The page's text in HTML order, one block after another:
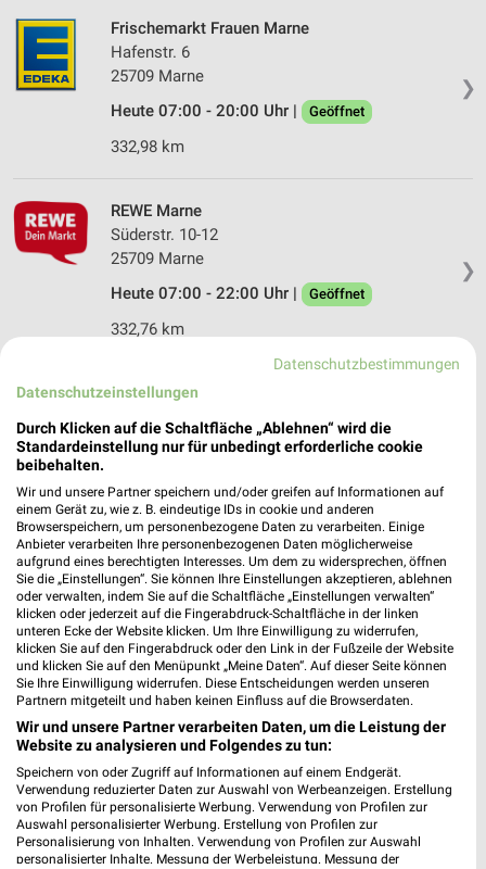
❯
Frischemarkt Frauen Marne
Hafenstr. 6
25709 Marne
Heute 07:00 - 20:00 Uhr |
Geöffnet
332,98 km
❯
REWE Marne
Süderstr. 10-12
25709 Marne
Heute 07:00 - 22:00 Uhr |
Geöffnet
332,76 km
E center Frauen Brunsbüttel
Kaufhausstr. 1
25541 Brunsbüttel
323,47 km
EDEKA Holling Cuxhaven-Sahlenburg
Spanger Straße 4
27476 Cuxhaven-Sahlenburg
Heute 07:00 - 20:00 Uhr |
Geöffnet
351,05 km • Angebote: 1 Prospekt
Frischemarkt Frauen Brunsbüttel
Koogstr. 75
25541 Brunsbüttel
Heute 07:00 - 19:00 Uhr | Geöffnet
Datenschutzbestimmungen
Datenschutzeinstellungen
Durch Klicken auf die Schaltfläche „Ablehnen“ wird die
Standardeinstellung nur für unbedingt erforderliche cookie
beibehalten.
Wir und unsere Partner speichern und/oder greifen auf Informationen auf
einem Gerät zu, wie z. B. eindeutige IDs in cookie und anderen
Browserspeichern, um personenbezogene Daten zu verarbeiten. Einige
Anbieter verarbeiten Ihre personenbezogenen Daten möglicherweise
aufgrund eines berechtigten Interesses. Um dem zu widersprechen, öffnen
Sie die „Einstellungen“. Sie können Ihre Einstellungen akzeptieren, ablehnen
oder verwalten, indem Sie auf die Schaltfläche „Einstellungen verwalten“
klicken oder jederzeit auf die Fingerabdruck-Schaltfläche in der linken
unteren Ecke der Website klicken. Um Ihre Einwilligung zu widerrufen,
klicken Sie auf den Fingerabdruck oder den Link in der Fußzeile der Website
und klicken Sie auf den Menüpunkt „Meine Daten“. Auf dieser Seite können
Sie Ihre Einwilligung widerrufen. Diese Entscheidungen werden unseren
Partnern mitgeteilt und haben keinen Einfluss auf die Browserdaten.
Wir und unsere Partner verarbeiten Daten, um die Leistung der
Website zu analysieren und Folgendes zu tun:
Speichern von oder Zugriff auf Informationen auf einem Endgerät.
Verwendung reduzierter Daten zur Auswahl von Werbeanzeigen. Erstellung
von Profilen für personalisierte Werbung. Verwendung von Profilen zur
Auswahl personalisierter Werbung. Erstellung von Profilen zur
Personalisierung von Inhalten. Verwendung von Profilen zur Auswahl
personalisierter Inhalte. Messung der Werbeleistung. Messung der